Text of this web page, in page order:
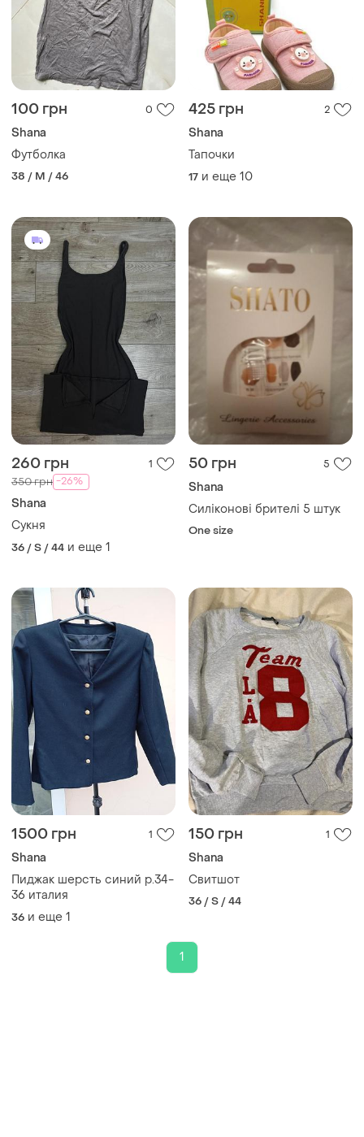
100 грн 0
Shana
Футболка
38 / M / 46
425 грн 2
Shana
Тапочки
17 и еще 10
260 грн 1
350 грн -26%
Shana
Сукня
36 / S / 44 и еще 1
50 грн 5
Shana
Силіконові брителі 5 штук
One size
1500 грн 1
Shana
Пиджак шерсть синий р.34-
36 италия
36 и еще 1
150 грн 1
Shana
Свитшот
36 / S / 44
1